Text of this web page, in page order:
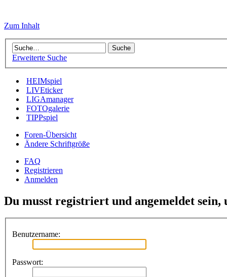
Zum Inhalt
Erweiterte Suche
HEIMspiel
LIVEticker
LIGAmanager
FOTOgalerie
TIPPspiel
Foren-Übersicht
Ändere Schriftgröße
FAQ
Registrieren
Anmelden
Du musst registriert und angemeldet
Benutzername:
Passwort: